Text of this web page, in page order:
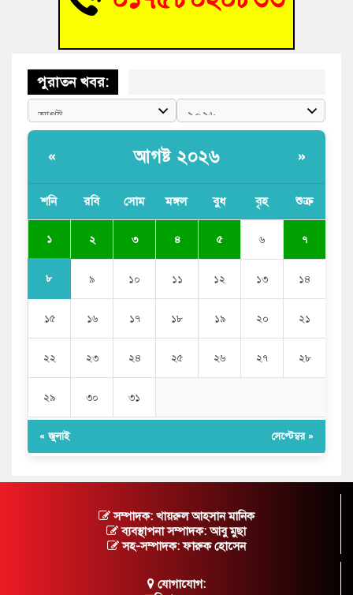
পুরাতন খবর:
« আগষ্ট ২০২৬ »
শনি রবি সোম মঙ্গল বুধ বৃহ শুক্র
১ ২ ৩ ৪ ৫ ৬ ৭
৮ ৯ ১০ ১১ ১২ ১৩ ১৪
১৫ ১৬ ১৭ ১৮ ১৯ ২০ ২১
২২ ২৩ ২৪ ২৫ ২৬ ২৭ ২৮
২৯ ৩০ ৩১
« জুলাই সেপ্টেম্বর »
সম্পাদক: খায়রুল আহসান মানিক
ব্যবস্থাপনা সম্পাদক: আবু মুছা
সহ-সম্পাদক: ফারুক হোসেন
যোগাযোগ: